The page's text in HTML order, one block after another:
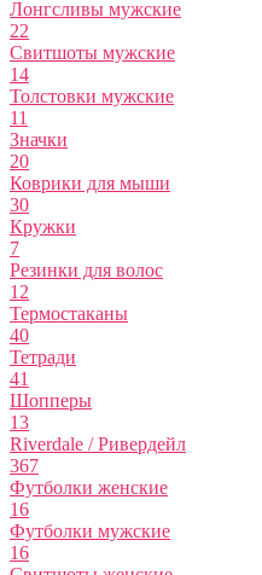
Лонгсливы мужские
22
Свитшоты мужские
14
Толстовки мужские
11
Значки
20
Коврики для мыши
30
Кружки
7
Резинки для волос
12
Термостаканы
40
Тетради
41
Шопперы
13
Riverdale / Ривердейл
367
Футболки женские
16
Футболки мужские
16